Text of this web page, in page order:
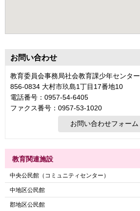
お問い合わせ
教育委員会事務局社会教育課少年センター
856-0834 大村市玖島1丁目17番地10
電話番号：0957-54-6405
ファクス番号：0957-53-1020
教育関連施設
中央公民館（コミュニティセンター）
中地区公民館
郡地区公民館